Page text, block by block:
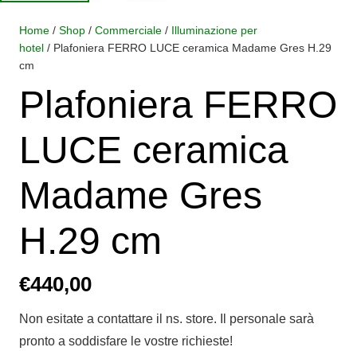
Home / Shop / Commerciale / Illuminazione per
hotel / Plafoniera FERRO LUCE ceramica Madame Gres H.29
cm
Plafoniera FERRO
LUCE ceramica
Madame Gres
H.29 cm
€440,00
Non esitate a contattare il ns. store. Il personale sarà
pronto a soddisfare le vostre richieste!